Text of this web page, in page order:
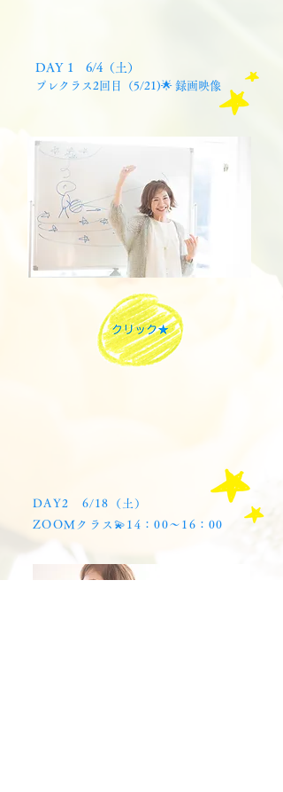
DAY 1 6/4（土）
プレクラス2回目（5/21)🌟 録画映像
DAY2 6/18（土）
ZOOMクラス💫14：00〜16：00